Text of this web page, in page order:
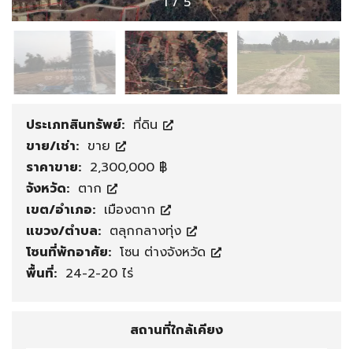
ประเภทสินทรัพย์: ที่ดิน
ขาย/เช่า: ขาย
ราคาขาย: 2,300,000 ฿
จังหวัด: ตาก
เขต/อำเภอ: เมืองตาก
แขวง/ตำบล: ตลุกกลางทุ่ง
โซนที่พักอาศัย: โซน ต่างจังหวัด
พื้นที่: 24-2-20 ไร่
สถานที่ใกล้เคียง